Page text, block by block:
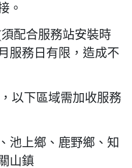
。
配合服務站安裝時
服務日有限，造成不
以下區域需加收服務
池上鄉、鹿野鄉、知
山鎮